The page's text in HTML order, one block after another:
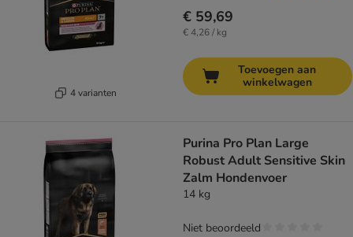
4 varianten
€ 59,69
€ 4,26 / kg
Toevoegen aan
winkelwagen
Purina Pro Plan Large
Robust Adult Sensitive Skin
Zalm Hondenvoer
14 kg
Niet beoordeeld